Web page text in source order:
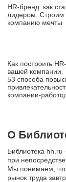
HR‑бренд: как
лидером. Строим
компанию мечты
Как построить
вашей компании.
53 способа
О
Библиотека hh.ru
при
Мы понимаем,
рынок труда